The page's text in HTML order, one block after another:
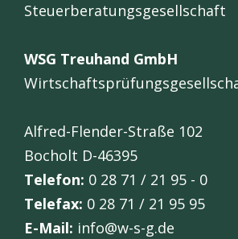
Steuerberatungsgesellschaft
WSG Treuhand GmbH
Alfred-Flender-Straße 102
Bocholt D-46395
Telefon: 0 28 71 / 21 95 - 0
Telefax: 0 28 71 / 21 95 95
E-Mail: info@w-s-g.de